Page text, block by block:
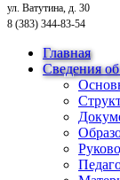
ул. Ватутина, д. 30
8 (383) 344-83-54
Главная
Сведения